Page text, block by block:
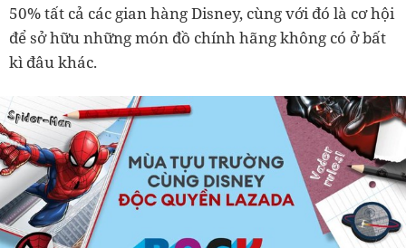
50% tất cả các gian hàng Disney, cùng với đó là cơ hội
để sở hữu những món đồ chính hãng không có ở bất
kì đâu khác.